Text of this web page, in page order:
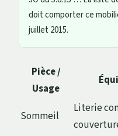
doit comporter ce
juillet 2015.
Pièce /
Usage
Sommeil
Literie